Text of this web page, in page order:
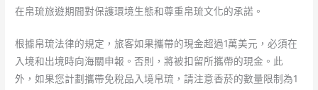
在帛琉旅遊期間對保護環境生態和尊重帛琉文化的承諾。
根據帛琉法律的規定，旅客如果攜帶的現金超過1萬美元，必須在
入境和出境時向海關申報。否則，將被扣留所攜帶的現金。此
外，如果您計劃攜帶免稅品入境帛琉，請注意香菸的數量限制為1